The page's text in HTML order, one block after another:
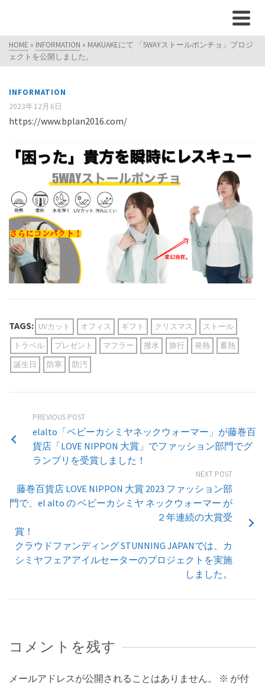
HOME » INFORMATION » MAKUAKEにて 「5WAYストールポンチョ」プロジ
ェクトを公開しました。
INFORMATION
2023年12月6日
https://www.bplan2016.com/
TAGS: UVカット オフィス ギフト クリスマス
ストール
トラベル
プレゼント マフラー 撥水 旅行 発熱
蓄熱
誕生日
防寒 防汚
PREVIOUS POST
elalto「ベビーカシミヤネックウォーマー」が藤巻百
貨店「LOVE NIPPON 大賞」でファッション部門でグ
ランプリを受賞しました！
NEXT POST
藤巻百貨店 LOVE NIPPON 大賞 2023 ファッション部
門で、el alto の ベビーカシミヤ ネックウォーマー が
２年連続の大賞受
賞！
クラウドファンディング STUNNING JAPANでは、カ
シミヤフェアアイルセーターのプロジェクトを実施
しました。
コメントを残す
メールアドレスが公開されることはありません。 ※ が付